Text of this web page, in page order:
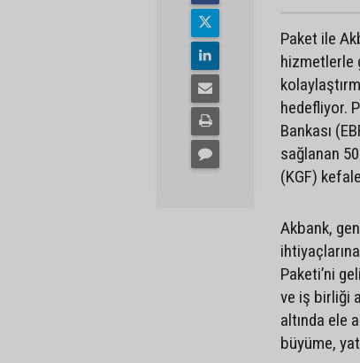
Paket ile
hizmetlerle
hedefliyor.
Bankası
sağlanan
(KGF)
Akbank,
Paketi’ni
ve iş birliği
altında ele
büyüme,